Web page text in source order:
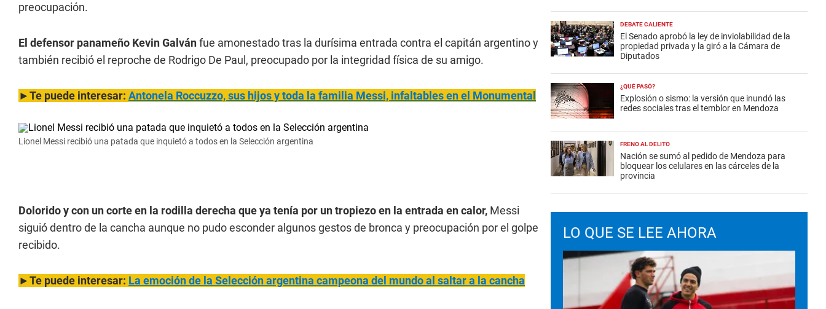
preocupación.
El defensor panameño Kevin Galvánfue amonestado tras la durísima entrada contra el capitán argentino y
también recibió el reproche de Rodrigo De Paul, preocupado por la integridad física de su amigo.
►Te puede interesar: Antonela Roccuzzo, sus hijos y toda la familia Messi, infaltables en el Monumental
Lionel Messi recibió una patada que inquietó a todos en la Selección argentina
Dolorido y con un corte en la rodilla derecha que ya tenía por un tropiezo en la entrada en calor, Messi
siguió dentro de la cancha aunque no pudo esconder algunos gestos de bronca y preocupación por el golpe
recibido.
►Te puede interesar: La emoción de la Selección argentina campeona del mundo al saltar a la cancha
DEBATE CALIENTE
El Senado aprobó la ley de inviolabilidad de la
propiedad privada y la giró a la Cámara de
Diputados
¿QUÉ PASÓ?
Explosión o sismo: la versión que inundó las
redes sociales tras el temblor en Mendoza
FRENO AL DELITO
Nación se sumó al pedido de Mendoza para
bloquear los celulares en las cárceles de la
provincia
LO QUE SE LEE AHORA